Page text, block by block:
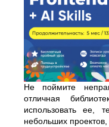
Не поймите
отличная
использовать
небольших